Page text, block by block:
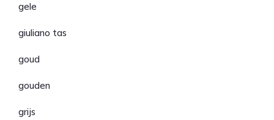
gele
giuliano tas
goud
gouden
grijs